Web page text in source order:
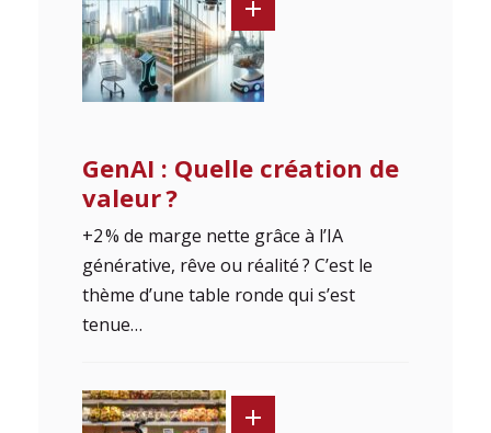
GenAI : Quelle création de
valeur ?
+2 % de marge nette grâce à l’IA
générative, rêve ou réalité ? C’est le
thème d’une table ronde qui s’est
tenue…